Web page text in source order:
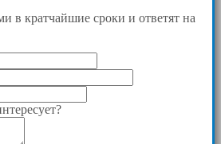
в кратчайшие сроки и ответят на